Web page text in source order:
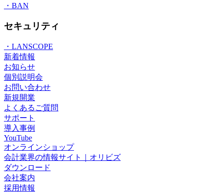
・BAN
セキュリティ
・LANSCOPE
新着情報
お知らせ
個別説明会
お問い合わせ
新規開業
よくあるご質問
サポート
導入事例
YouTube
オンラインショップ
会計業界の情報サイト｜オリビズ
ダウンロード
会社案内
採用情報